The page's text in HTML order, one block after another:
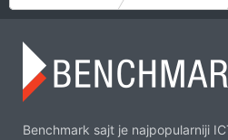
Benchmark sajt je najpopularniji